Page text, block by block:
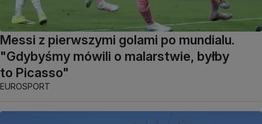
Messi z pierwszymi golami po mundialu.
"Gdybyśmy mówili o malarstwie, byłby
to Picasso"
EUROSPORT